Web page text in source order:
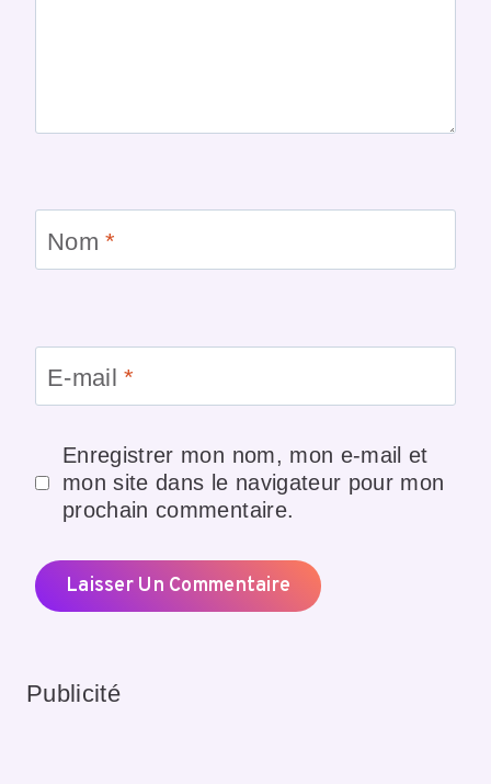
Nom*
E-mail*
Enregistrer mon nom, mon e-mail et
mon site dans le navigateur pour mon
prochain commentaire.
Publicité